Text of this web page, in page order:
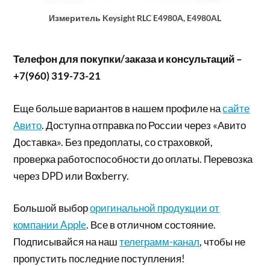
Измеритель Keysight RLC E4980A, E4980AL
Телефон для покупки/заказа и консультаций –
+7(960) 319-73-21
Еще больше вариантов в нашем профиле насайте
Авито. Доступна отправка по России через «Авито
Доставка». Без предоплаты, со страховкой,
проверка работоспособности до оплаты. Перевозка
через DPD или Boxberry.
Большой выбороригинальной продукции от
компании Apple. Все в отличном состояние.
Подписывайся на наштелеграмм-канал, чтобы не
пропустить последние поступления!